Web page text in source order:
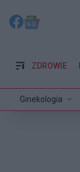
ZDROWIE
Ginekologia